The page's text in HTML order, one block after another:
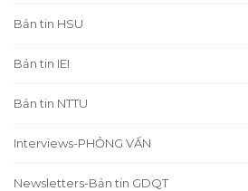
Bản tin HSU
Bản tin IEI
Bản tin NTTU
Interviews-PHỎNG VẤN
Newsletters-Bản tin GDQT